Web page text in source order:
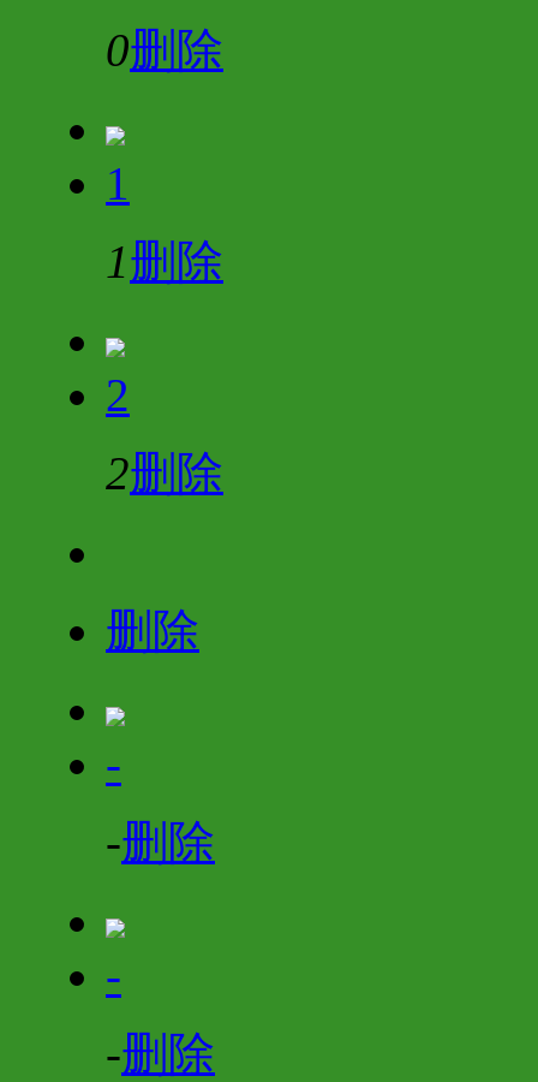
0删除
1
1删除
2
2删除
删除
-
-删除
-
-删除